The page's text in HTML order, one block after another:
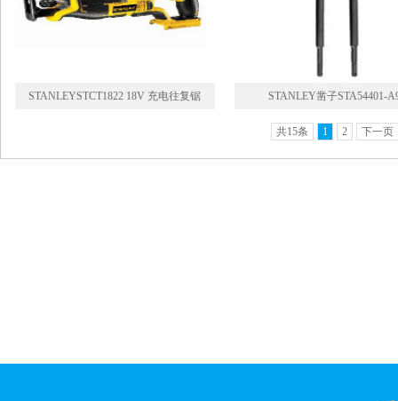
STANLEYSTCT1822 18V 充电往复锯 STANLEY凿子STA54401-
共15条 1 2 下一页